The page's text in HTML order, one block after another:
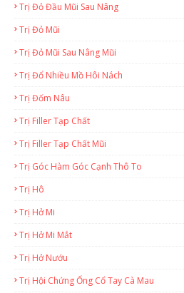
Trị Đỏ Đầu Mũi Sau Nâng
Trị Đỏ Mũi
Trị Đỏ Mũi Sau Nâng Mũi
Trị Đổ Nhiều Mồ Hôi Nách
Trị Đốm Nâu
Trị Filler Tạp Chất
Trị Filler Tạp Chất Mũi
Trị Góc Hàm Góc Cạnh Thô To
Trị Hô
Trị Hở Mi
Trị Hở Mi Mắt
Trị Hở Nướu
Trị Hội Chứng Ống Cổ Tay Cà Mau